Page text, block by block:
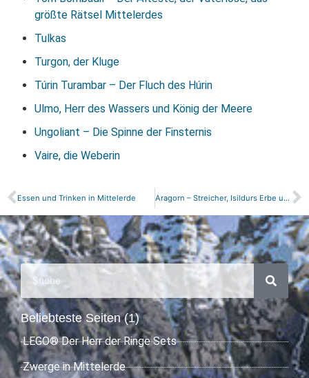
größte Rätsel Mittelerdes
Tulkas
Turgon, der Kluge
Túrin Turambar – Der Fluch des Húrin
Ulmo, Herr des Wassers und König der Meere
Ungoliant – Die Spinne der Finsternis
Vaire, die Weberin
Essen und Trinken in Mittelerde Aragorn – Streicher, Isildurs Erbe und Hochkönig von Gondor
Beliebteste Seiten (1)
LEGO® Der Herr der Ringe Sets
Zwerge in Mittelerde